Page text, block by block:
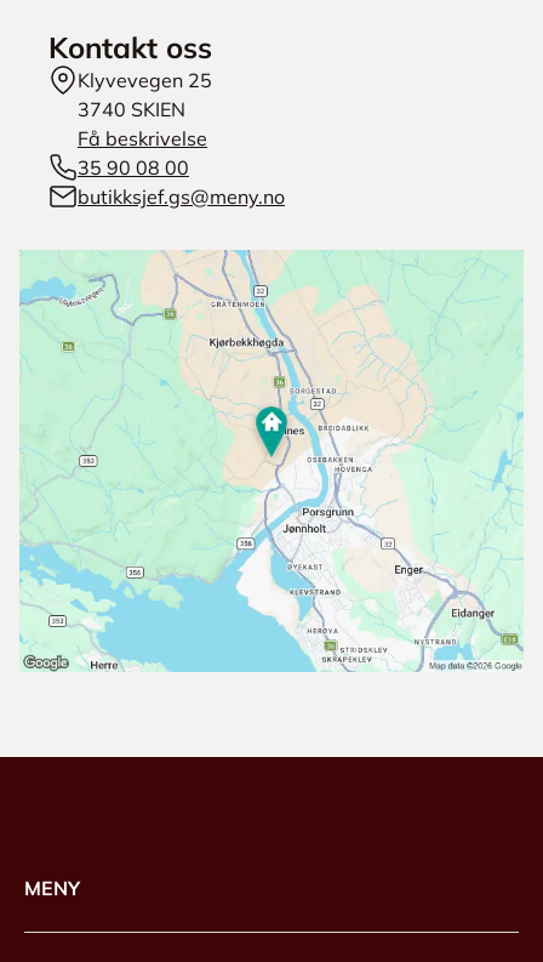
Kontakt oss
Klyvevegen 25
3740 SKIEN
Få beskrivelse
35 90 08 00
butikksjef.gs@meny.no
MENY